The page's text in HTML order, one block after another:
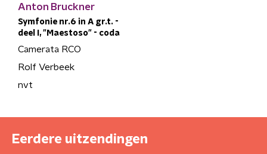
Anton Bruckner
Symfonie nr.6 in A gr.t. -
deel I, "Maestoso" - coda
Camerata RCO
Rolf Verbeek
nvt
Eerdere uitzendingen